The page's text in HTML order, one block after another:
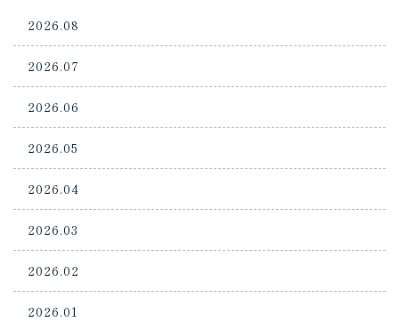
2026.08
2026.07
2026.06
2026.05
2026.04
2026.03
2026.02
2026.01